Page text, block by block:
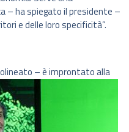
– ha spiegato il presidente –
e delle loro specificità”.
– è improntato alla